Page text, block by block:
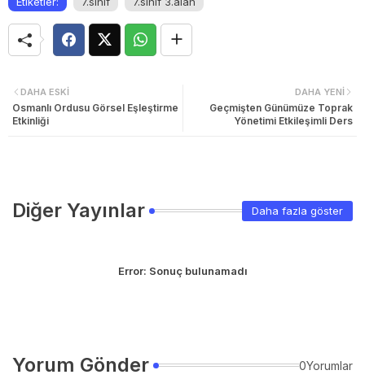
DAHA YENI
Geçmişten Günümüze Toprak
Yönetimi Etkileşimli Ders
DAHA ESKI
Osmanlı Ordusu Görsel Eşleştirme
Etkinliği
Diğer Yayınlar Daha fazla göster
Error: Sonuç bulunamadı
Yorum Gönder 0Yorumlar